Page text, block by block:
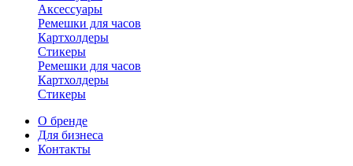
Аксессуары
Ремешки для часов
Картхолдеры
Стикеры
Ремешки для часов
Картхолдеры
Стикеры
О бренде
Для бизнеса
Контакты